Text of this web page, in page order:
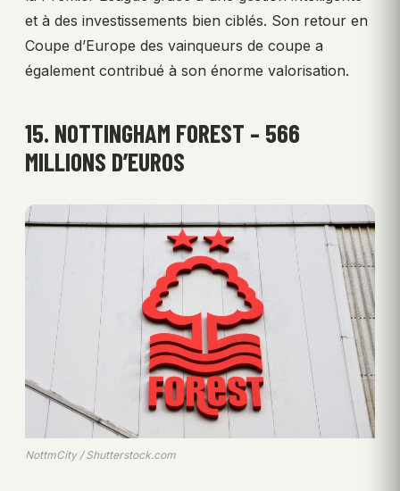
et à des investissements bien ciblés. Son retour en
Coupe d’Europe des vainqueurs de coupe a
également contribué à son énorme valorisation.
15. NOTTINGHAM FOREST – 566
MILLIONS D’EUROS
NottmCity / Shutterstock.com